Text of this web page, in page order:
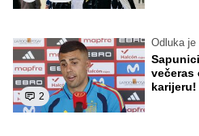
2
Odluka je
večeras
karijeru!